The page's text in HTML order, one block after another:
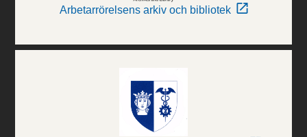
Arbetarrörelsens arkiv och bibliotek